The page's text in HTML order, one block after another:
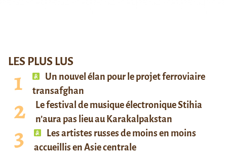
LES PLUS LUS
Un nouvel élan pour le projet ferroviaire
transafghan
Le festival de musique électronique Stihia
n’aura pas lieu au Karakalpakstan
Les artistes russes de moins en moins
accueillis en Asie centrale